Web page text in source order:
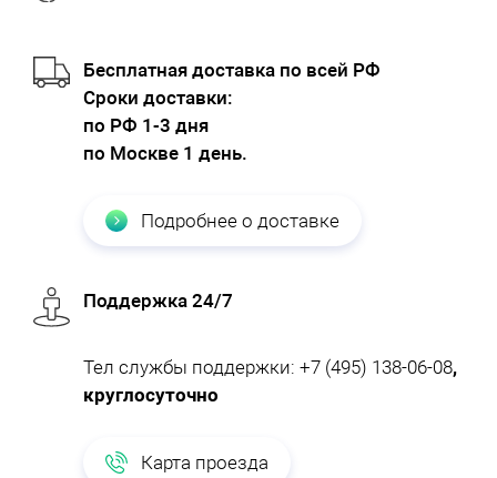
Бесплатная доставка по всей РФ
Cроки доставки:
по РФ 1-3 дня
по Москве 1 день.
Подробнее о доставке
Поддержка 24/7
Тел службы поддержки: +7 (495) 138-06-08,
круглосуточно
Карта проезда